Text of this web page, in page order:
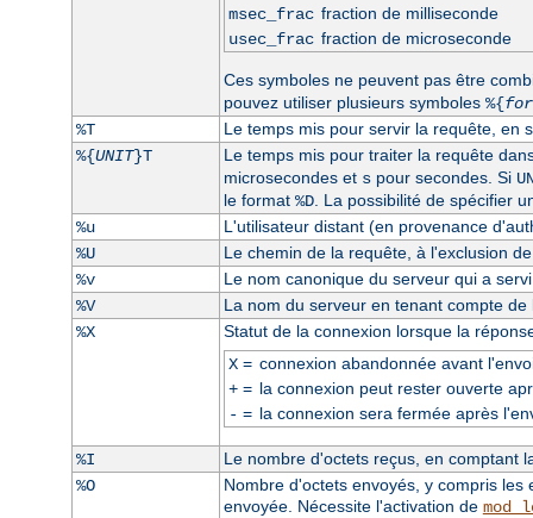
msec_frac fraction de milliseconde
usec_frac fraction de microseconde
Ces symboles ne peuvent pas être
pouvez utiliser plusieurs symboles %{
%T
Le temps mis pour servir la requête, en
%{UNIT}T
Le temps mis pour traiter la requête
microsecondes et spour secondes. Si
le format %D. La possibilité de spécifier
%u
L'utilisateur distant (en provenance
%U
Le chemin de la requête, à l'exclusion
%v
Le nom canonique du serveur qui a
%V
La nom du serveur en tenant compte
%X
Statut de la connexion lorsque la
X= connexion abandonnée avant
+= la connexion peut rester ouverte
- = la connexion sera fermée après
%I
Le nombre d'octets reçus, en comptant
%O
Nombre d'octets envoyés, y compris
envoyée. Nécessite l'activation de